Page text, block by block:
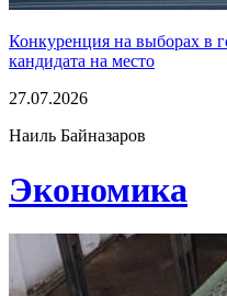
Конкуренция на выборах в
кандидата на место
27.07.2026
Наиль Байназаров
Экономика